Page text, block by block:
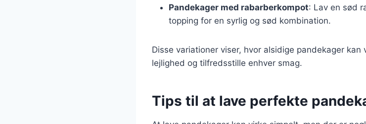
Pandekager med rabarberkompot: Lav en sød
topping for en syrlig og sød kombination.
Disse variationer viser, hvor alsidige pandekager
lejlighed og tilfredsstille enhver smag.
Tips til at lave perfekte